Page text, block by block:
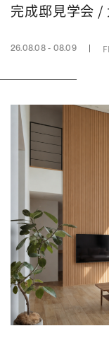
完成邸見学会 /
26.08.08 - 08.09